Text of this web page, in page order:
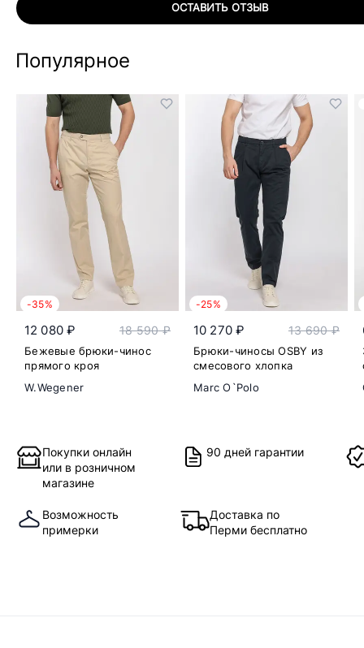
ОСТАВИТЬ ОТЗЫВ
Популярное
-35%
12 080 ₽ 18 590 ₽
Бежевые брюки-чинос
прямого кроя
W.Wegener
-25%
10 270 ₽ 13 690 ₽
Брюки-чиносы OSBY из
смесового хлопка
Marc O`Polo
Покупки онлайн
или в розничном
магазине
90 дней гарантии
Возможность
примерки
Доставка по
Перми бесплатно